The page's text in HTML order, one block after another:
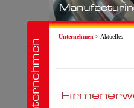
Unternehmen > Aktuelles